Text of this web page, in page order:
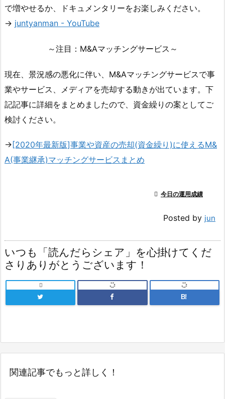
で増やせるか、ドキュメンタリーをお楽しみください。
→ juntyanman - YouTube
～注目：M&Aマッチングサービス～
現在、景況感の悪化に伴い、M&Aマッチングサービスで事
業やサービス、メディアを売却する動きが出ています。下
記記事に詳細をまとめましたので、資金繰りの案としてご
検討ください。
→ [2020年最新版]事業や資産の売却(資金繰り)に使えるM&
A(事業継承)マッチングサービスまとめ
 今日の運用成績
Posted by jun
いつも「読んだらシェア」を心掛けてくだ
さりありがとうございます！

B!
関連記事でもっと詳しく！